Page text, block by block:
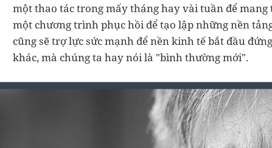
một thao tác trong mấy tháng hay vài tuần để
một chương trình phục hồi để tạo lập những nền
cũng sẽ trợ lực sức mạnh để nền kinh tế bắt đầu
khác, mà chúng ta hay nói là "bình thường mới".